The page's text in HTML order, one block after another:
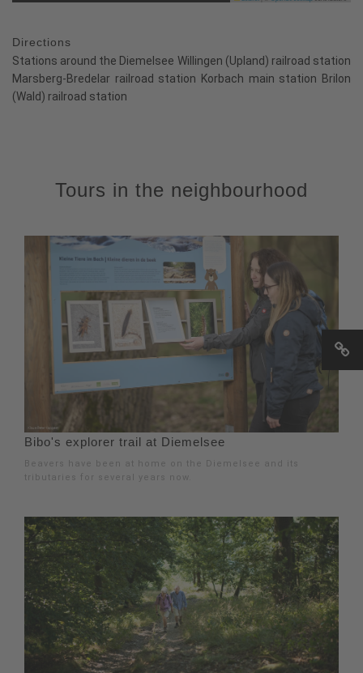
Directions
Stations around the Diemelsee Willingen (Upland) railroad station
Marsberg-Bredelar railroad station Korbach main station Brilon
(Wald) railroad station
Tours in the neighbourhood
Bibo's explorer trail at Diemelsee
Beavers have been at home on the Diemelsee and its
tributaries for several years now.